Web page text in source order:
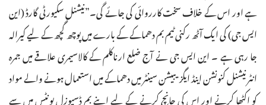
ہے اور اس کے خلاف سخت کارروائی کی جائے گی۔”نیشنل سکیورٹی گارڈ (این
ایس جی) کی ایک آٹھ رکنی ٹیم بم دھماکے کے بارے میں پوچھ گچھ کے لیے کیرالہ
جا رہی ہے ۔ این ایس جی نے آج ضلع ارناکلم کے کالاسیمری علاقے میں جمرہ
انٹرنیشنل کنونشن اینڈ ایگزیبیشن سینٹر میں دھماکے میں استعمال ہونے والے مواد
کو اکٹھا کرنے اور اس کی جانچ کرنے کے لیے اپنے بم ڈسپوزل یونٹس میں سے